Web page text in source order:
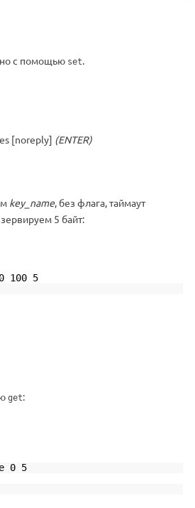
с помощью set.
[noreply] (ENTER)
key_name, без флага, таймаут
5 байт:
100 5
get:
0 5